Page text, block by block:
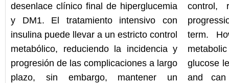
desenlace clínico final de hiperglucemia
y DM1. El tratamiento intensivo con
insulina puede llevar a un estricto control
metabólico, reduciendo la incidencia y
progresión de las complicaciones a largo
plazo, sin embargo, mantener un
control,
term.
glucose
and